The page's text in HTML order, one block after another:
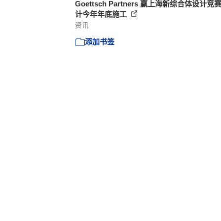
Goettsch Partners 赢上海新综合体设计竞
计今年年底施工
资讯
添加书签